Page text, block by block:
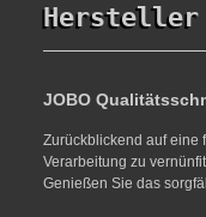
Hersteller
JOBO
Zurückblickend auf eine
Verarbeitung zu
Genießen Sie das